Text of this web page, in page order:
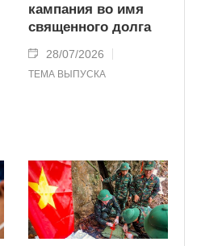
кампания во имя
священного долга
28/07/2026
ТЕМА ВЫПУСКА